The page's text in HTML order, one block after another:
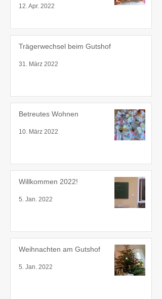
12. Apr. 2022
Trägerwechsel beim Gutshof
31. März 2022
Betreutes Wohnen
10. März 2022
Willkommen 2022!
5. Jan. 2022
Weihnachten am Gutshof
5. Jan. 2022